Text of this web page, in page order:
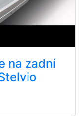
na zadní